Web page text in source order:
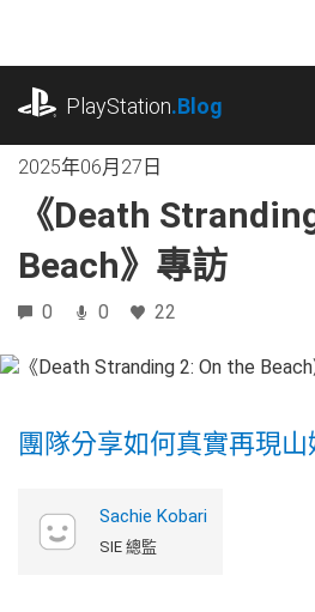
內
PlayStation.Blog
2025年06月27日
《Death
Beach》專訪
0 0 22
團隊分享如何真實再現
Sachie Kobari
SIE 總監